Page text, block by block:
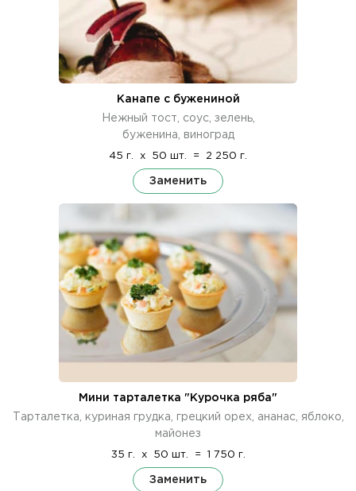
Канапе с бужениной
Нежный тост, соус, зелень,
буженина, виноград
45 г. x 50 шт. = 2 250 г.
Заменить
Мини тарталетка "Курочка ряба"
Тарталетка, куриная грудка, грецкий орех, ананас, яблоко,
майонез
35 г. x 50 шт. = 1 750 г.
Заменить